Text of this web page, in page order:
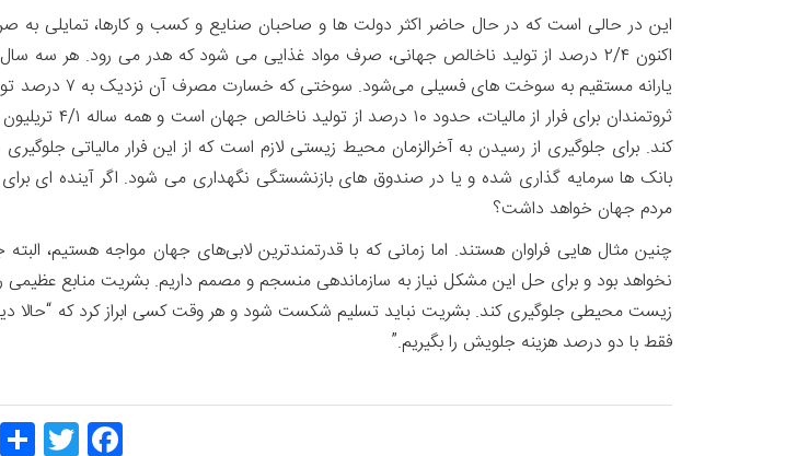
این در حالی است که در حال حاضر اکثر دولت ها و صاحبان صنایع و کسب و کارها، تمایلی به
اکنون ۲/۴ درصد از تولید ناخالص جهانی، صرف مواد غذایی می شود که هدر می رود. هر
یارانه‌
بانک ها سرمایه گذاری شده و یا در صندوق های بازنشستگی نگهداری می شود. اگر آینده ای
مردم جهان خواهد داشت؟
چنین مثال هایی فراوان هستند. اما زمانی که با قدرتمندترین لابی‌های جهان مواجه هستیم،
نخواهد بود و برای حل این مشکل نیاز به سازماندهی منسجم و مصمم داریم. بشریت منابع عظیمی را
زیست محیطی جلوگیری کند. بشریت نباید تسلیم شکست شود و هر وقت کسی ابراز کرد که “حالا
فقط با دو درصد هزینه جلویش را بگیریم.”
Face
Twitt